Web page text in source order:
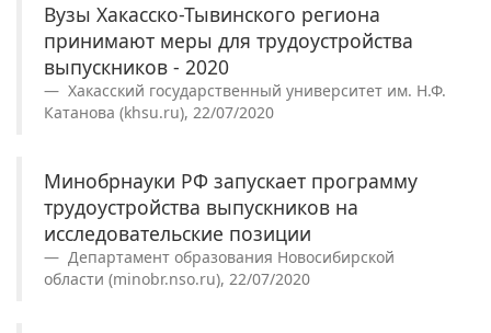
Вузы Хакасско-Тывинского региона
принимают меры для трудоустройства
выпускников - 2020
Хакасский государственный университет им. Н.Ф.
Катанова (khsu.ru), 22/07/2020
Минобрнауки РФ запускает программу
трудоустройства выпускников на
исследовательские позиции
Департамент образования Новосибирской
области (minobr.nso.ru), 22/07/2020